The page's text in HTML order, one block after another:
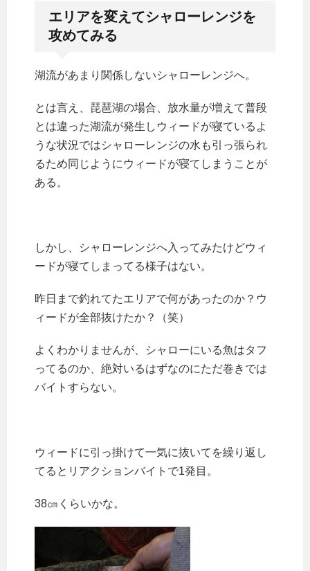
エリアを変えてシャローレンジを
攻めてみる
湖流があまり関係しないシャローレンジへ。
とは言え、琵琶湖の場合、放水量が増えて普段
とは違った湖流が発生しウィードが寝ているよ
うな状況ではシャローレンジの水も引っ張られ
るため同じようにウィードが寝てしまうことが
ある。
しかし、シャローレンジへ入ってみたけどウィ
ードが寝てしまってる様子はない。
昨日まで釣れてたエリアで何があったのか？ウ
ィードが全部抜けたか？（笑）
よくわかりませんが、シャローにいる魚はタフ
ってるのか、絶対いるはずなのにただ巻きでは
バイトすらない。
ウィードに引っ掛けて一気に抜いてを繰り返し
てるとリアクションバイトで1発目。
38㎝くらいかな。